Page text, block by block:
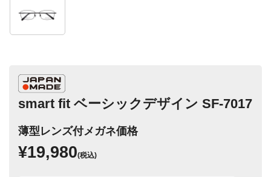
smart fit ベーシックデザイン SF-7017
薄型レンズ付メガネ価格
¥19,980(税込)